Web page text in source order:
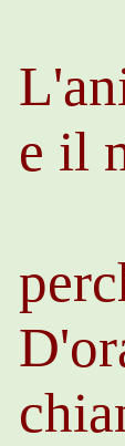
e il